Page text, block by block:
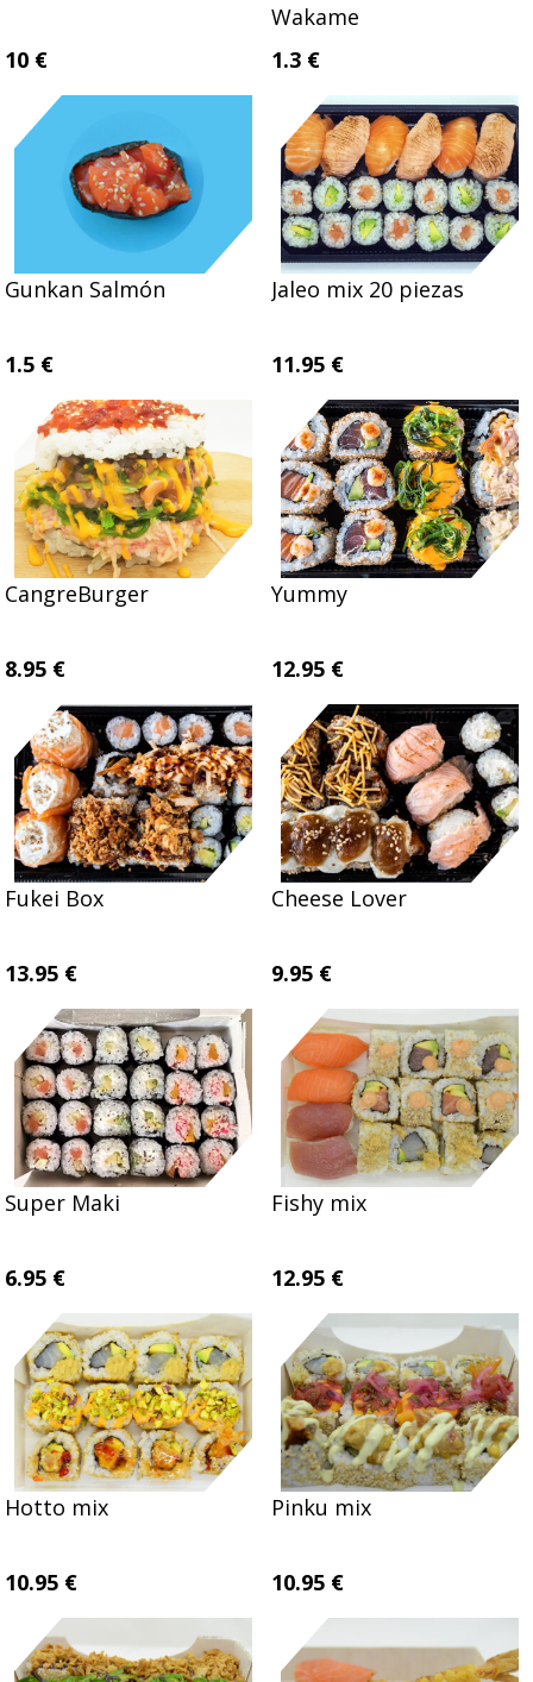
10 €
Wakame
1.3 €
Gunkan Salmón
1.5 €
Jaleo mix 20 piezas
11.95 €
CangreBurger
8.95 €
Yummy
12.95 €
Fukei Box
13.95 €
Cheese Lover
9.95 €
Super Maki
6.95 €
Fishy mix
12.95 €
Hotto mix
10.95 €
Pinku mix
10.95 €